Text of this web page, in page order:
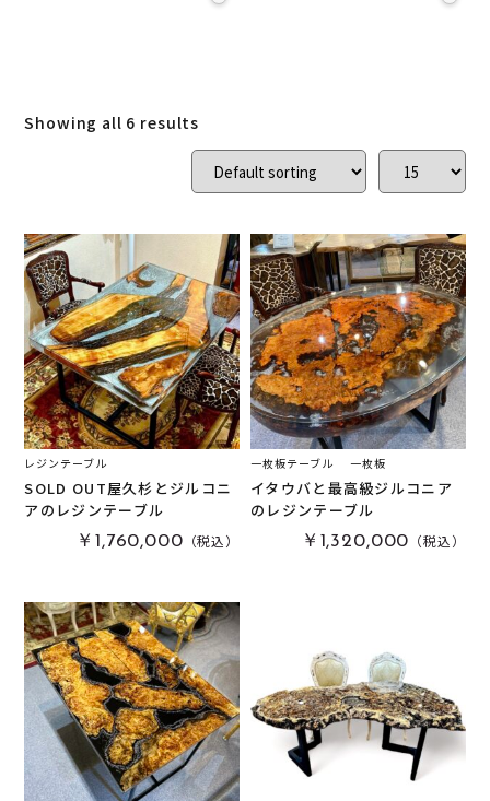
24KGpラグジュアリー木軸ペン (0)
アート (1 )
ジュエリーペン
(0) ケヤキ (0)
一枚板 (4) コンソール (0)
回すタイプ (0)
クラロウォールナット (0)
ラック (0) キャップタイプ (0)
屋久杉
シャープペン (0
木軸ペン (0 ) イタウバ ( 0)
栃 (0) 木軸万年筆
パドック (0)
金井工房オリジナルレジン
0)
赤楠 (0) 神代杉 (0)
ポプラ (2) リグナムバイタ 0)
ビーフウッド・レースウッド (0
Showing all 6 results
レジンテーブル
SOLD OUT屋久杉とジルコニ
アのレジンテーブル
￥1,760,000 （税込）
一枚板テーブル 一枚板
イタウバと最高級ジルコニア
のレジンテーブル
￥1,320,000 （税込）